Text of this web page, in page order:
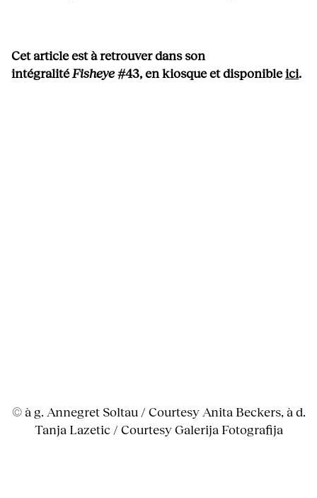
Cet article est à retrouver dans son
intégralitéFisheye#43, en kiosque et disponibleici.
© à g. Annegret Soltau / Courtesy Anita Beckers, à d.
Tanja Lazetic / Courtesy Galerija Fotografija